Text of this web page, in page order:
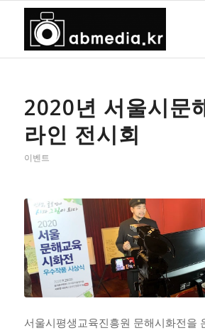
2020년 서울시문
라인 전시회
이벤트
서울시평생교육진흥원 문해시화전을